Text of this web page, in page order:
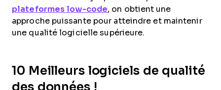
plateformes low-code, on obtient une
approche puissante pour atteindre et maintenir
une qualité logicielle supérieure.
10 Meilleurs logiciels de qualité
des données !